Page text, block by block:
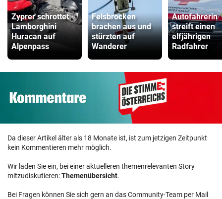
Zyprer schrottet
Lamborghini
Huracan auf
Alpenpass
Felsbrocken
brachen aus und
stürzten auf
Wanderer
Autofahrerin
streift einen
elfjährigen
Radfahrer
Da dieser Artikel älter als 18 Monate ist, ist zum jetzigen Zeitpunkt
kein Kommentieren mehr möglich.
Wir laden Sie ein, bei einer aktuelleren themenrelevanten Story
mitzudiskutieren:Themenübersicht.
Bei Fragen können Sie sich gern an das Community-Team per Mail